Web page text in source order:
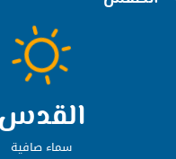
القدس
سماء صافية